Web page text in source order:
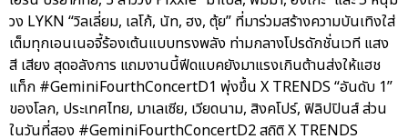
วง LYKN “วิลเลี่ยม, เลโก้, นัท, ฮง, ตุ้ย” ที่มาร่วมสร้างความบันเทิงใส่
เต็มทุกเอนเนอจี้ร้องเต้นแบบทรงพลัง ท่ามกลางโปรดักชั่นเวที แสง
สี เสียง สุดอลังการ แถมงานนี้ฟีดแบคยังมาแรงเกินต้านส่งให้แฮช
แท็ก #GeminiFourthConcertD1 พุ่งขึ้น X TRENDS “อันดับ 1”
ของโลก, ประเทศไทย, มาเลเซีย, เวียดนาม, สิงคโปร์, ฟิลิปปินส์ ส่วน
ในวันที่สอง #GeminiFourthConcertD2 สถิติ X TRENDS